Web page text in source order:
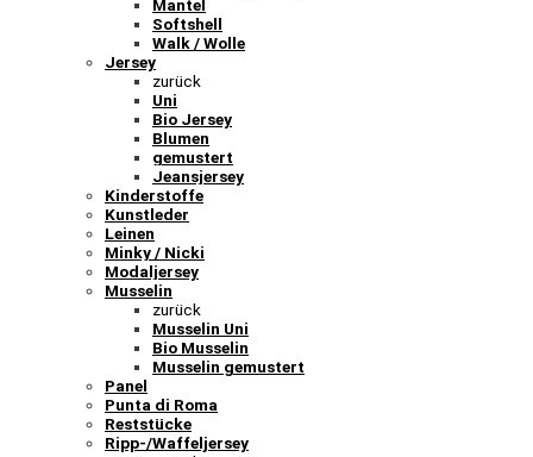
Mantel
Softshell
Walk / Wolle
Jersey
zurück
Uni
Bio Jersey
Blumen
gemustert
Jeansjersey
Kinderstoffe
Kunstleder
Leinen
Minky / Nicki
Modaljersey
Musselin
zurück
Musselin Uni
Bio Musselin
Musselin gemustert
Panel
Punta di Roma
Reststücke
Ripp-/Waffeljersey